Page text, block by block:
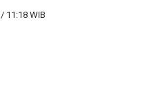
/ 11:18 WIB